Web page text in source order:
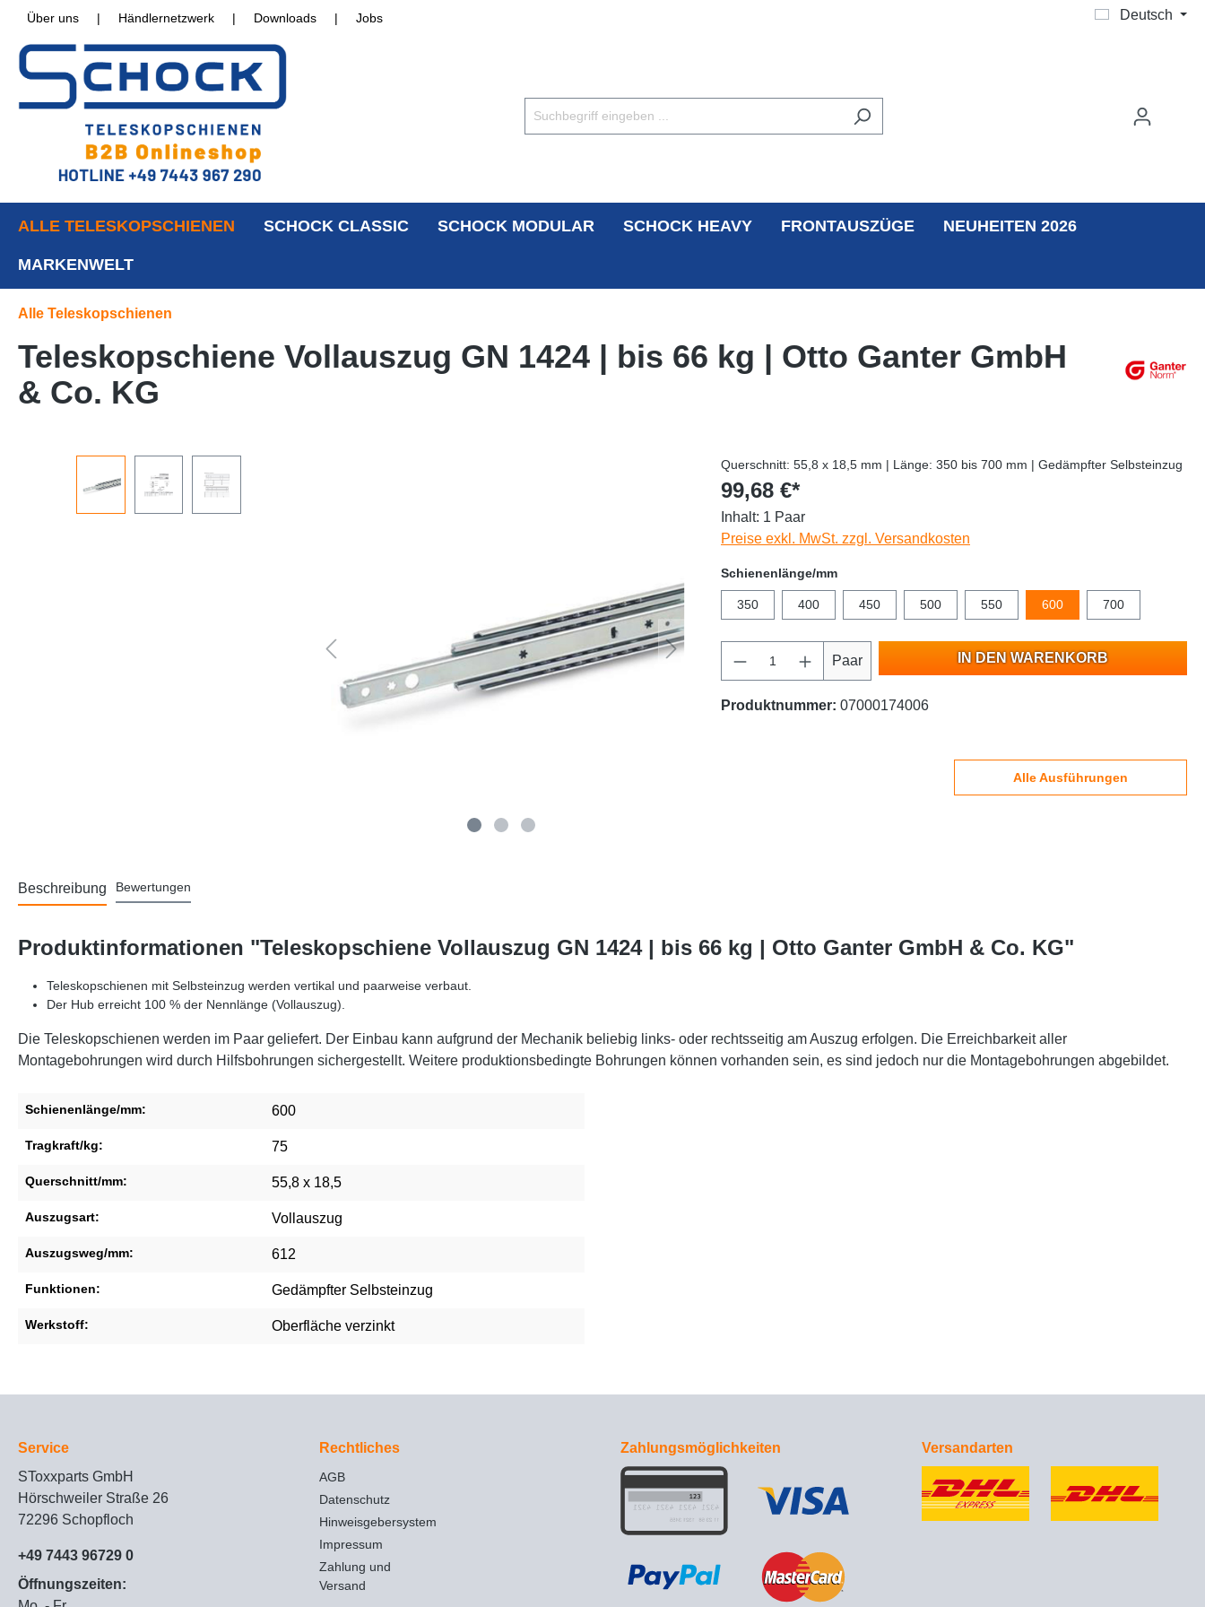
Über uns | Händlernetzwerk | Downloads | Jobs Deutsch
ALLE TELESKOPSCHIENEN SCHOCK CLASSIC SCHOCK MODULAR SCHOCK HEAVY FRONTAUSZÜGE NEUHEITEN 2026
MARKENWELT
Alle Teleskopschienen
Teleskopschiene Vollauszug GN 1424 | bis 66 kg | Otto Ganter GmbH
& Co. KG
Querschnitt: 55,8 x 18,5 mm | Länge: 350 bis 700 mm | Gedämpfter Selbsteinzug
99,68 €*
Inhalt: 1 Paar
Preise exkl. MwSt. zzgl. Versandkosten
Schienenlänge/mm
350 400 450 500 550 600 700
Paar IN DEN WARENKORB
Produktnummer: 07000174006
Alle Ausführungen
Beschreibung Bewertungen
Produktinformationen "Teleskopschiene Vollauszug GN 1424 | bis 66 kg | Otto Ganter GmbH & Co. KG"
Teleskopschienen mit Selbsteinzug werden vertikal und paarweise verbaut.
Der Hub erreicht 100 % der Nennlänge (Vollauszug).
Die Teleskopschienen werden im Paar geliefert. Der Einbau kann aufgrund der Mechanik beliebig links- oder rechtsseitig am Auszug erfolgen. Die Erreichbarkeit aller
Montagebohrungen wird durch Hilfsbohrungen sichergestellt. Weitere produktionsbedingte Bohrungen können vorhanden sein, es sind jedoch nur die Montagebohrungen abgebildet.
Schienenlänge/mm: 600
Tragkraft/kg: 75
Querschnitt/mm: 55,8 x 18,5
Auszugsart: Vollauszug
Auszugsweg/mm: 612
Funktionen: Gedämpfter Selbsteinzug
Werkstoff: Oberfläche verzinkt
Service
SToxxparts GmbH
Hörschweiler Straße 26
72296 Schopfloch
+49 7443 96729 0
Öffnungszeiten:
Rechtliches
AGB
Datenschutz
Hinweisgebersystem
Impressum
Zahlung und
Versand
Zahlungsmöglichkeiten Versandarten